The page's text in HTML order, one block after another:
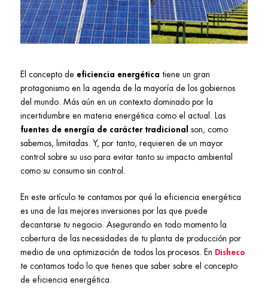
El concepto de eficiencia energética tiene un gran
protagonismo en la agenda de la mayoría de los gobiernos
del mundo. Más aún en un contexto dominado por la
incertidumbre en materia energética como el actual. Las
fuentes de energía de carácter tradicional
son, como
sabemos, limitadas. Y, por tanto, requieren de un mayor
control sobre su uso para evitar tanto su impacto ambiental
como su consumo sin control.
En este artículo te contamos por qué la eficiencia energética
es una de las mejores inversiones por las que puede
decantarse tu negocio. Asegurando en todo momento la
cobertura de las necesidades de tu planta de producción por
medio de una optimización de todos los procesos.
En Disheco
te contamos todo lo que tienes que saber sobre el concepto
de eficiencia energética.